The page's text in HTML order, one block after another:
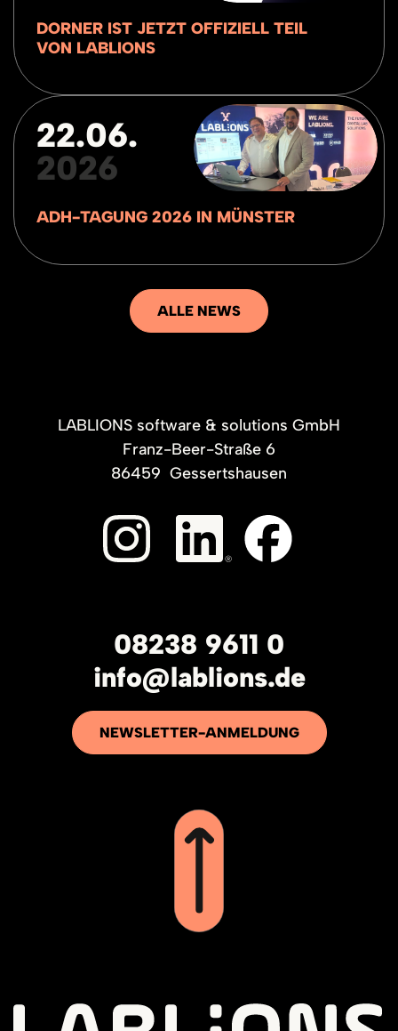
DORNER IST JETZT OFFIZIELL TEIL
VON LABLIONS
22.06.
2026
ADH-TAGUNG 2026 IN MÜNSTER
ALLE NEWS
LABLIONS software & solutions GmbH
Franz-Beer-Straße 6
86459 Gessertshausen
08238 9611 0
info@lablions.de
NEWSLETTER-ANMELDUNG